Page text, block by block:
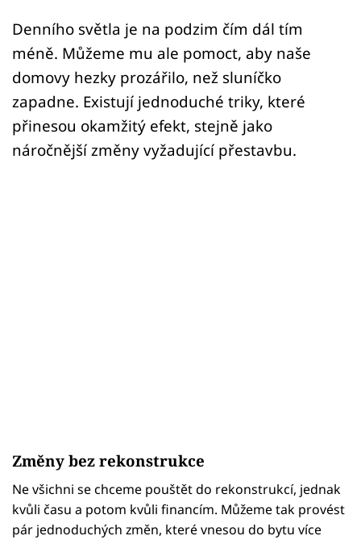
Denního světla je na podzim čím dál tím
méně. Můžeme mu ale pomoct, aby naše
domovy hezky prozářilo, než sluníčko
zapadne. Existují jednoduché triky, které
přinesou okamžitý efekt, stejně jako
náročnější změny vyžadující přestavbu.
Změny bez rekonstrukce
Ne všichni se chceme pouštět do rekonstrukcí, jednak
kvůli času a potom kvůli financím. Můžeme tak provést
pár jednoduchých změn, které vnesou do bytu více